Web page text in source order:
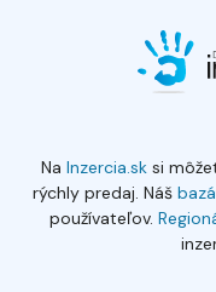
Na Inzercia.sksi
rýchly predaj. Náš
používateľov.